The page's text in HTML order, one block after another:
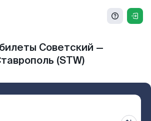
Советский —
(STW)